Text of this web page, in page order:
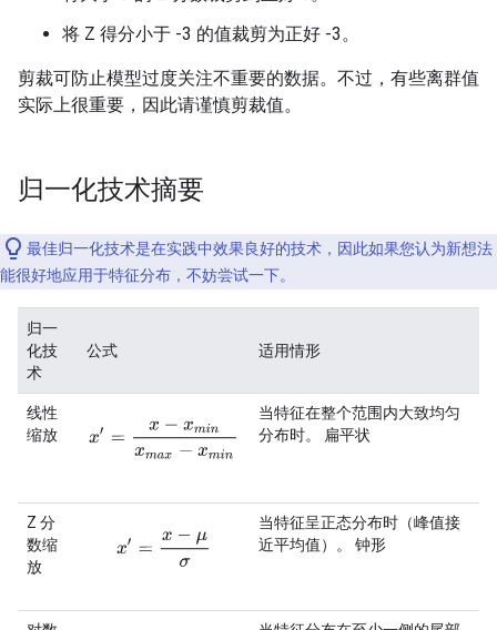
将 Z 得分小于 -3 的值裁剪为正好 -3。
剪裁可防止模型过度关注不重要的数据。不过，有些离群值
实际上很重要，因此请谨慎剪裁值。
归一化技术摘要
最佳归一化技术是在实践中效果良好的技术，因此如果您认为新想法
能很好地应用于特征分布，不妨尝试一下。
归一
化技
术
公式 适用情形
线性
缩放
′= in xm ax−xm
当特征在整个范围内大致均匀
分布时。
扁平状
Z 分
数缩
放
x− μσ
当特征呈正态分布时（峰值接
近平均值）。 钟形